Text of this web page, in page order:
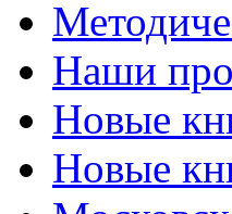
Наши
Новые
Новые